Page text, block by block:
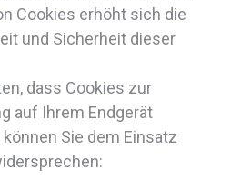
Cookies erhöht sich die
und Sicherheit dieser
dass Cookies zur
auf Ihrem Endgerät
Sie dem Einsatz